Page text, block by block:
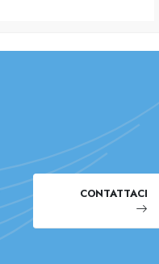
CONTATTACI